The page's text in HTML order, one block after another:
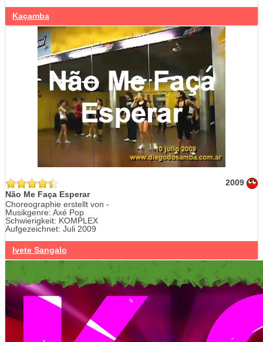
Kaçamba
2009
Não Me Faça Esperar
Choreographie erstellt von -
Musikgenre: Axé Pop
Schwierigkeit: KOMPLEX
Aufgezeichnet: Juli 2009
Ivete Sangalo